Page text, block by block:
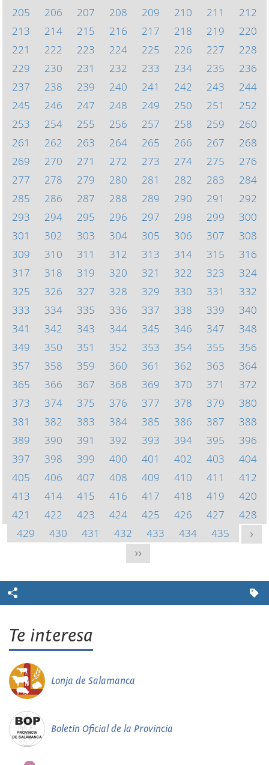
205
206 207 208 209 210 211
212
213
214 215 216 217 218 219
220
221
222 223 224 225 226 227
228
229
230 231 232 233 234 235
236
237
238 239 240 241 242 243
244
245
246 247 248 249 250 251
252
253
254 255 256 257 258 259
260
261
262 263 264 265 266 267
268
269
270 271 272 273 274 275
276
277
278 279 280 281 282 283
284
285
286 287 288 289 290 291
292
293
294 295 296 297 298 299
300
301
302 303 304 305 306 307
308
309
310 311 312 313 314 315
316
317
318 319 320 321 322 323
324
325
326 327 328 329 330 331
332
333
334 335 336 337 338 339
340
341
342 343 344 345 346 347
348
349
350 351 352 353 354 355
356
357
358 359 360 361 362 363
364
365
366 367 368 369 370 371
372
373
374 375 376 377 378 379
380
381
382 383 384 385 386 387
388
389
390 391 392 393 394 395
396
397
398 399 400 401 402 403
404
405
406 407 408 409 410 411
412
413
414 415 416 417 418 419
420
421
422 423 424 425 426 427
428
429
430 431 432 433 434 435
>
>>
Te interesa
Lonja de Salamanca
Boletín Oficial de la Provincia